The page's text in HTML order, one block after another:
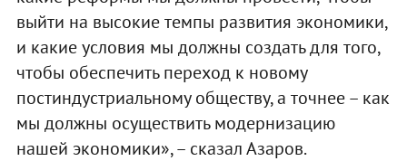
выйти на высокие темпы развития экономики,
и какие условия мы должны создать для того,
чтобы обеспечить переход к новому
постиндустриальному обществу, а точнее – как
мы должны осуществить модернизацию
нашей экономики», – сказал Азаров.